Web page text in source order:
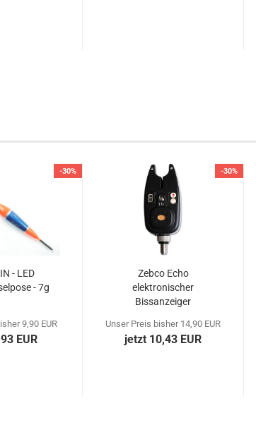
-30%
- LED
- 7g
9,90 EUR
EUR
-30%
Zebco Echo
elektronischer
Bissanzeiger
Unser Preis bisher 14,90 EUR
jetzt 10,43 EUR